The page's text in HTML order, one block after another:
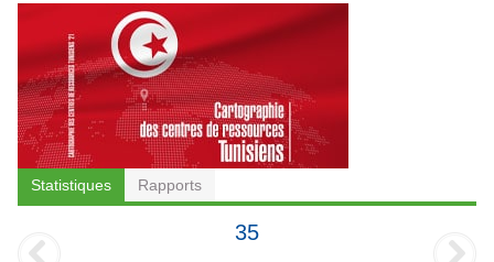
Statistiques Rapports
35